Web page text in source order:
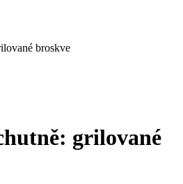
broskve
grilované